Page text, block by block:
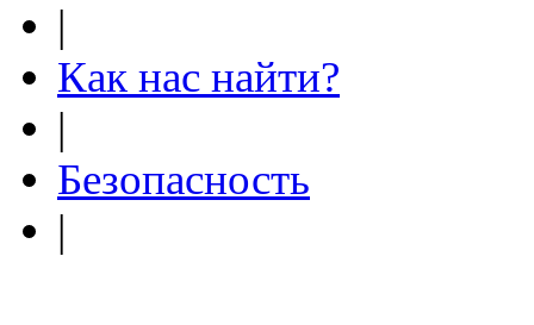
|
Как нас найти?
|
Безопасность
|